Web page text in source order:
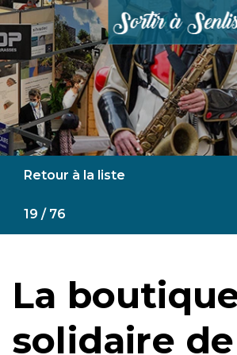
Retour à la liste
19 / 76
La
solidaire